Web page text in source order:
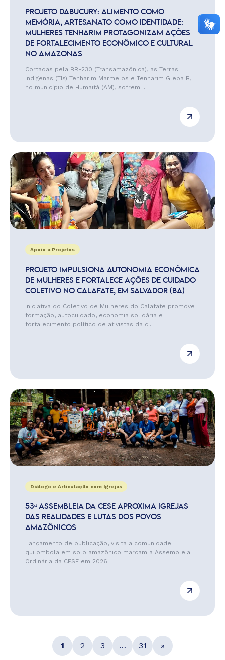
PROJETO DABUCURY: ALIMENTO COMO
MEMÓRIA, ARTESANATO COMO IDENTIDADE:
MULHERES TENHARIM PROTAGONIZAM AÇÕES
DE FORTALECIMENTO ECONÔMICO E CULTURAL
NO AMAZONAS
Cortadas pela BR-230 (Transamazônica), as Terras
Indígenas (TIs) Tenharim Marmelos e Tenharim Gleba B,
no município de Humaitá (AM), sofrem ...
Apoio a Projetos
PROJETO IMPULSIONA AUTONOMIA ECONÔMICA
DE MULHERES E FORTALECE AÇÕES DE CUIDADO
COLETIVO NO CALAFATE, EM SALVADOR (BA)
Iniciativa do Coletivo de Mulheres do Calafate promove
formação, autocuidado, economia solidária e
fortalecimento político de ativistas da c...
Diálogo e Articulação com Igrejas
53ª ASSEMBLEIA DA CESE APROXIMA IGREJAS
DAS REALIDADES E LUTAS DOS POVOS
AMAZÔNICOS
Lançamento de publicação, visita a comunidade
quilombola em solo amazônico marcam a Assembleia
Ordinária da CESE em 2026
1 2 3 … 31 »